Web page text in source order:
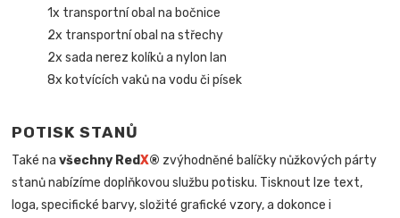
1x transportní obal na bočnice
2x transportní obal na střechy
2x sada nerez kolíků a nylon lan
8x kotvících vaků na vodu či písek
POTISK STANŮ
Také navšechny RedX® zvýhodněné balíčky nůžkových párty
stanů nabízíme doplňkovou službu potisku. Tisknout lze text,
loga, specifické barvy, složité grafické vzory, a dokonce i